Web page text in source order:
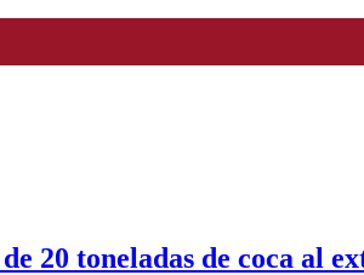
20 toneladas de coca al